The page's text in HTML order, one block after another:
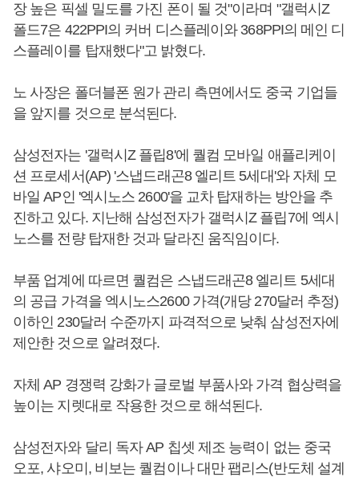
장 높은 픽셀 밀도를 가진 폰이 될 것"이라며 "갤럭시Z
폴드7은 422PPI의 커버 디스플레이와 368PPI의 메인 디
스플레이를 탑재했다"고 밝혔다.
노 사장은 폴더블폰 원가 관리 측면에서도 중국 기업들
을 앞지를 것으로 분석된다.
삼성전자는 '갤럭시Z 플립8'에 퀄컴 모바일 애플리케이
션 프로세서(AP) '스냅드래곤8 엘리트 5세대'와 자체 모
바일 AP인 '엑시노스 2600'을 교차 탑재하는 방안을 추
진하고 있다. 지난해 삼성전자가 갤럭시Z 플립7에 엑시
노스를 전량 탑재한 것과 달라진 움직임이다.
부품 업계에 따르면 퀄컴은 스냅드래곤8 엘리트 5세대
의 공급 가격을 엑시노스2600 가격(개당 270달러 추정)
이하인 230달러 수준까지 파격적으로 낮춰 삼성전자에
제안한 것으로 알려졌다.
자체 AP 경쟁력 강화가 글로벌 부품사와 가격 협상력을
높이는 지렛대로 작용한 것으로 해석된다.
삼성전자와 달리 독자 AP 칩셋 제조 능력이 없는 중국
오포, 샤오미, 비보는 퀄컴이나 대만 팹리스(반도체 설계